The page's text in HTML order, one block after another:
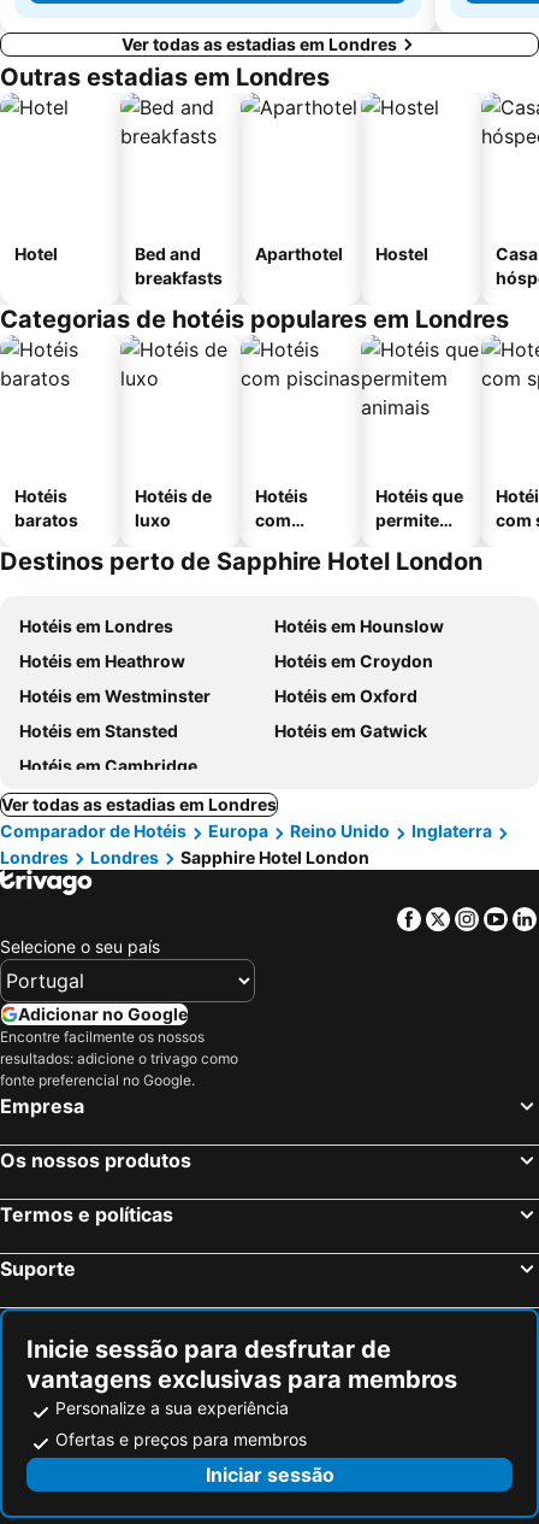
Ver todas as estadias em Londres
Outras estadias em Londres
Hotel
Bed and
breakfasts
Aparthotel Hostel
Categorias de hotéis populares em Londres
Hotéis
baratos
Hotéis de
luxo
Hotéis
com
Hotéis que
permitem
com
Destinos perto de Sapphire Hotel London
Hotéis em Londres
Hotéis em Hounslow
Hotéis em Heathrow
Hotéis em Croydon
Hotéis em Westminster
Hotéis em Oxford
Hotéis em Stansted
Hotéis em Gatwick
Hotéis em Cambridge
Ver todas as estadias em Londres
Comparador de Hotéis
Europa Reino Unido
Inglaterra
Londres
Londres Sapphire Hotel London
Facebook
Twitter
Selecione o seu país
Adicionar no Google
Encontre facilmente os nossos
resultados: adicione o trivago como
fonte preferencial no Google.
Empresa
Os nossos produtos
Termos e políticas
Suporte
Inicie sessão para desfrutar de
vantagens exclusivas para membros
Personalize a sua experiência
Ofertas e preços para membros
Iniciar sessão